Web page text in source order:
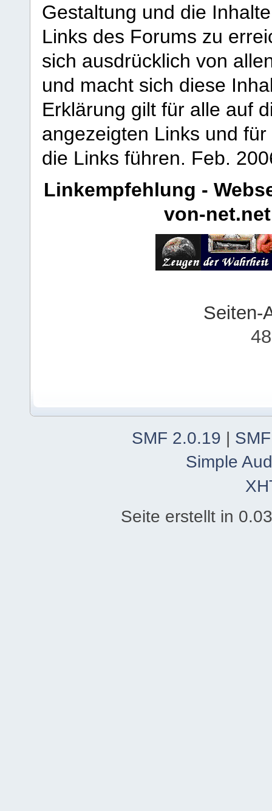
Gestaltung und die
Links des Forums zu
sich ausdrücklich von
und macht sich diese
Erklärung gilt für alle auf
angezeigten Links und
die Links führen. Feb.
Linkempfehlung -
von-net.net
Seiten-
SMF 2.0.19 |
Simple
Seite erstellt in